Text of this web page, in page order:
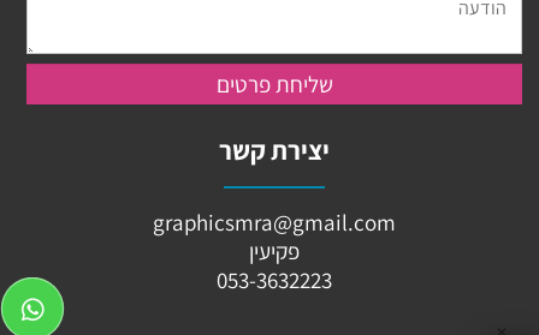
יצירת קשר
graphicsmra@gmail.com
פקיעין
053-3632223